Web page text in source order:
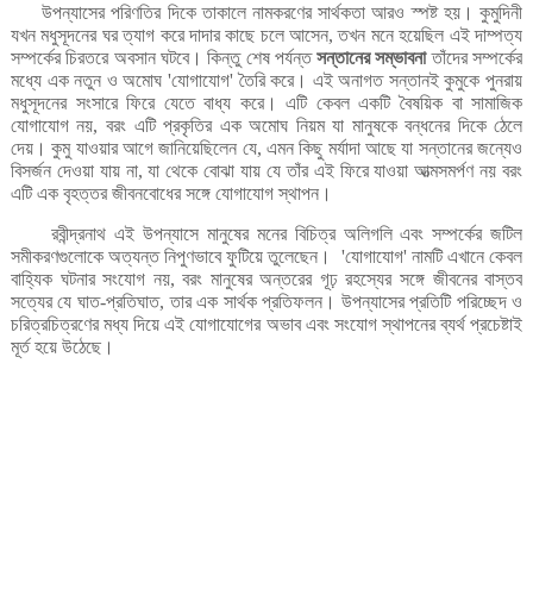
উপন্যাসের পরিণতির দিকে তাকালে নামকরণের সার্থকতা আরও স্পষ্ট হয়। কুমুদিনী
যখন মধুসূদনের ঘর ত্যাগ করে দাদার কাছে চলে আসেন,তখন মনে হয়েছিল এই দাম্পত্য
সম্পর্কের চিরতরে অবসান ঘটবে। কিন্তু শেষ পর্যন্ত সন্তানের সম্ভাবনা তাঁদের সম্পর্কের
মধ্যে এক নতুন ও অমোঘ 'যোগাযোগ'তৈরি করে। এই অনাগত সন্তানই কুমুকে পুনরায়
মধুসূদনের সংসারে ফিরে যেতে বাধ্য করে। এটি কেবল একটি বৈষয়িক বা সামাজিক
যোগাযোগ নয়, বরং এটি প্রকৃতির এক অমোঘ নিয়ম যা মানুষকে বন্ধনের দিকে ঠেলে
দেয়। কুমু যাওয়ার আগে জানিয়েছিলেন যে,এমন কিছু মর্যাদা আছে যা সন্তানের জন্যেও
বিসর্জন দেওয়া যায় না,যা থেকে বোঝা যায় যে তাঁর এই ফিরে যাওয়া আত্মসমর্পণ নয় বরং
এটি এক বৃহত্তর জীবনবোধের সঙ্গে যোগাযোগ স্থাপন।
রবীন্দ্রনাথ এই উপন্যাসে মানুষের মনের বিচিত্র অলিগলি এবং সম্পর্কের জটিল
সমীকরণগুলোকে অত্যন্ত নিপুণভাবে ফুটিয়ে তুলেছেন। 'যোগাযোগ' নামটি এখানে কেবল
বাহ্যিক ঘটনার সংযোগ নয়,বরং মানুষের অন্তরের গূঢ় রহস্যের সঙ্গে জীবনের বাস্তব
সত্যের যে ঘাত-প্রতিঘাত,তার এক সার্থক প্রতিফলন। উপন্যাসের প্রতিটি পরিচ্ছেদ ও
চরিত্রচিত্রণের মধ্য দিয়ে এই যোগাযোগের অভাব এবং সংযোগ স্থাপনের ব্যর্থ প্রচেষ্টাই
মূর্ত হয়ে উঠেছে।